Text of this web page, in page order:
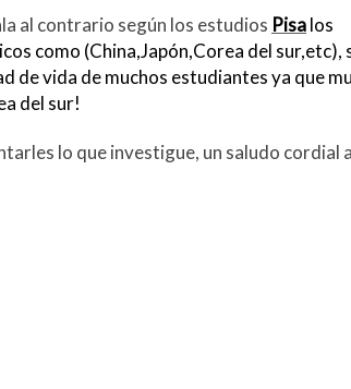
al contrario según los estudios Pisalos
como (China,Japón,Corea del sur,etc),
de vida de muchos estudiantes ya que
del sur!
lo que investigue, un saludo cordial a